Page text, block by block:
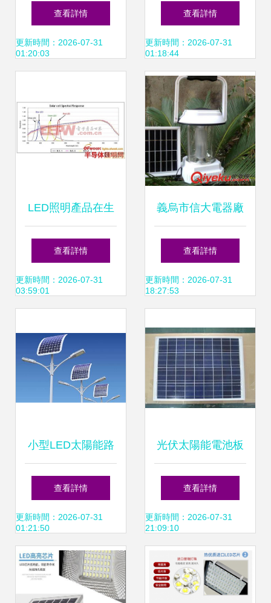
能燈，點亮您的戶
外空間
查看詳情
更新時間：2026-07-31
01:20:03
家 LED太陽能板的
選擇與優勢
查看詳情
更新時間：2026-07-31
01:18:44
LED照明產品在生
產在線測試的可行
性與必要性
查看詳情
更新時間：2026-07-31
03:59:01
義烏市信大電器廠
照亮戶外的綠色能
源專家——太陽能
外燈與露營燈全解
析
查看詳情
更新時間：2026-07-31
18:27:53
小型LED太陽能路
燈價格全解析 從幾
十元到上千元，影
響因素與選購指南
查看詳情
更新時間：2026-07-31
01:21:50
光伏太陽能電池板
供應與批發指南 聚
焦LED太陽能板市
場
查看詳情
更新時間：2026-07-31
21:09:10